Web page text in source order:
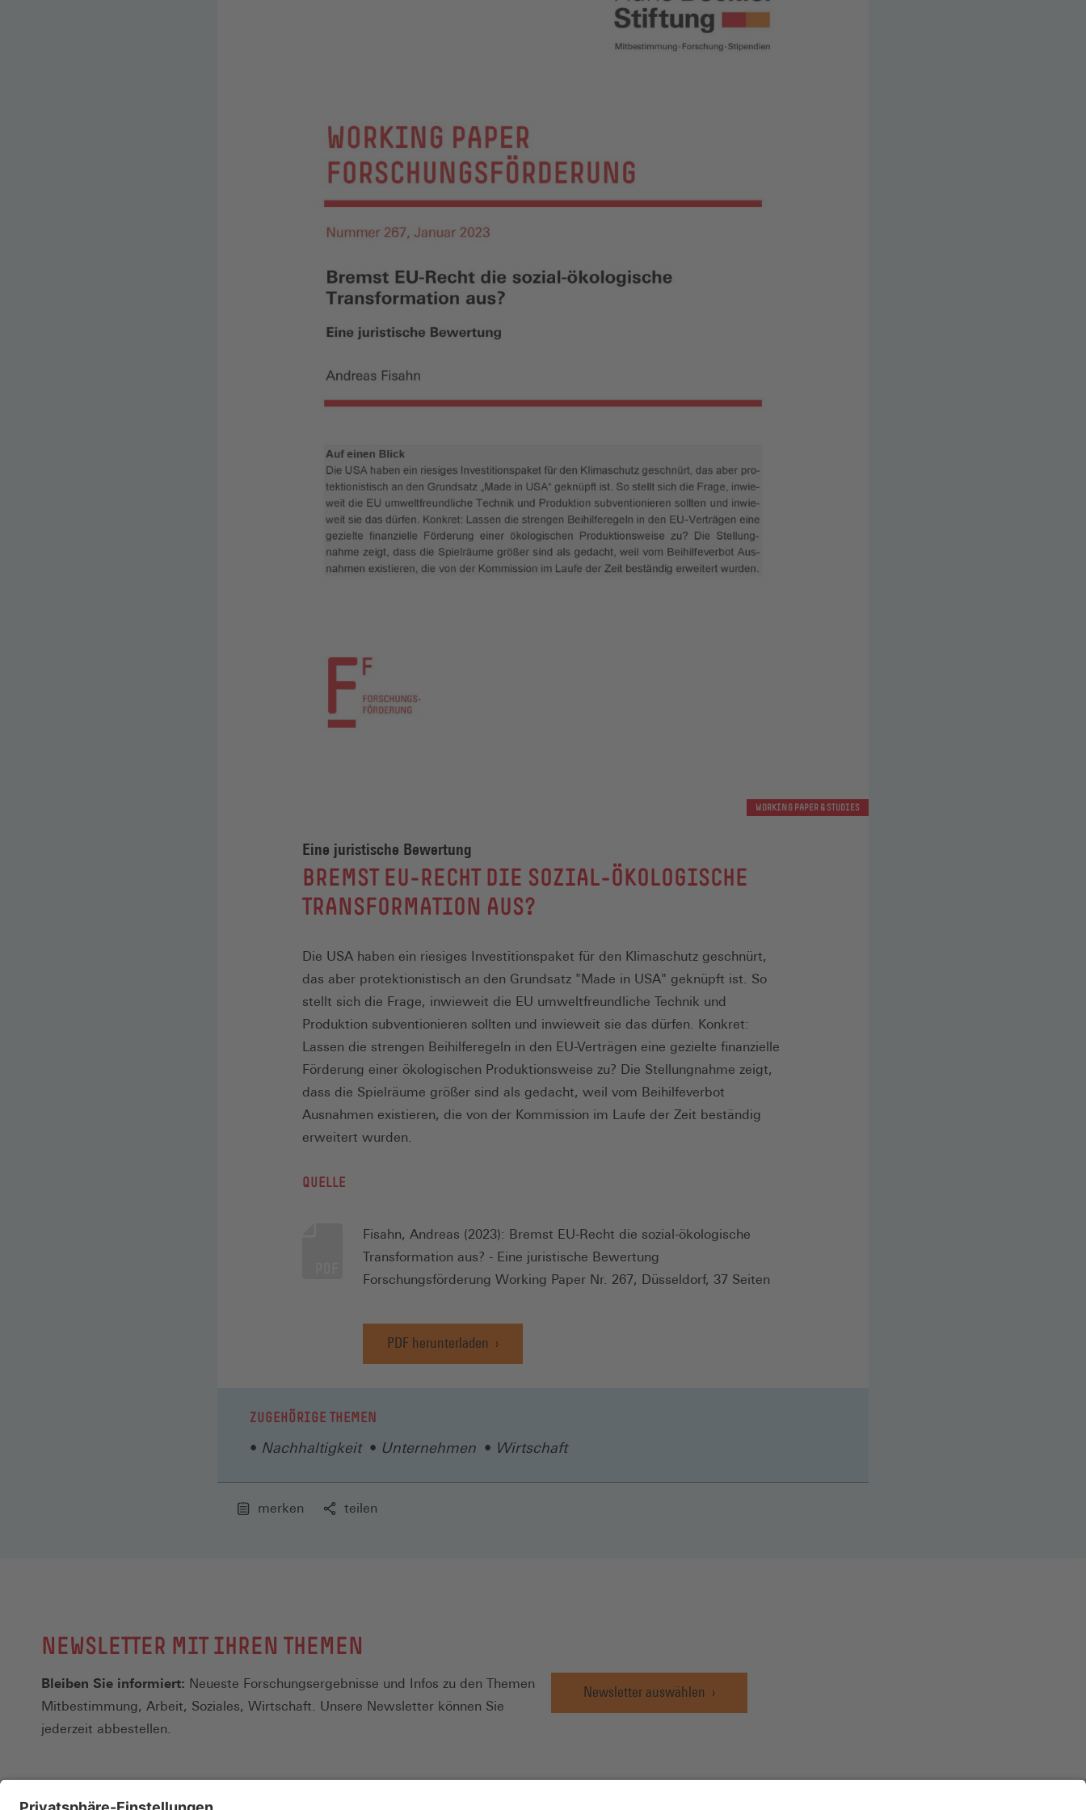
WORKING PAPER & STUDIES
Eine juristische Bewertung
:
BREMST EU-RECHT DIE SOZIAL-ÖKOLOGISCHE
TRANSFORMATION AUS?
Die USA haben ein riesiges Investitionspaket für den Klimaschutz geschnürt,
das aber protektionistisch an den Grundsatz "Made in USA" geknüpft ist. So
stellt sich die Frage, inwieweit die EU umweltfreundliche Technik und
Produktion subventionieren sollten und inwieweit sie das dürfen. Konkret:
Lassen die strengen Beihilferegeln in den EU-Verträgen eine gezielte finanzielle
Förderung einer ökologischen Produktionsweise zu? Die Stellungnahme zeigt,
dass die Spielräume größer sind als gedacht, weil vom Beihilfeverbot
Ausnahmen existieren, die von der Kommission im Laufe der Zeit beständig
erweitert wurden.
QUELLE
Fisahn, Andreas (2023): Bremst EU-Recht die sozial-ökologische
Transformation aus? - Eine juristische Bewertung
Forschungsförderung Working Paper Nr. 267, Düsseldorf, 37 Seiten
PDF herunterladen
ZUGEHÖRIGE THEMEN
Nachhaltigkeit Unternehmen Wirtschaft
merken teilen
NEWSLETTER MIT IHREN THEMEN
Bleiben Sie informiert: Neueste Forschungsergebnisse und Infos zu den Themen
Mitbestimmung, Arbeit, Soziales, Wirtschaft. Unsere Newsletter können Sie
jederzeit abbestellen.
Newsletter auswählen